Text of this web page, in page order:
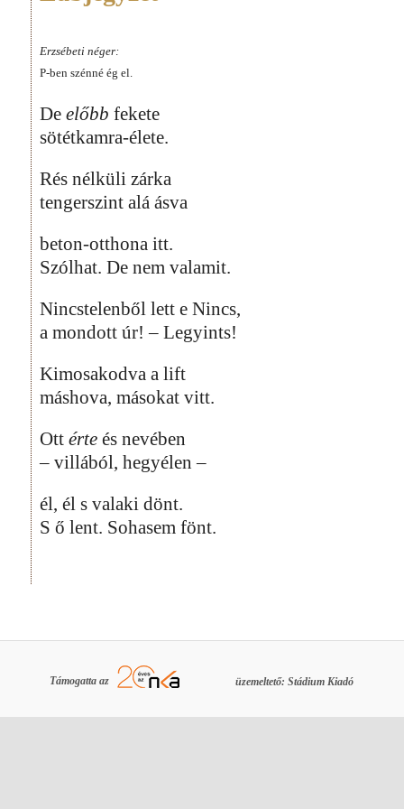
Erzsébeti néger:
P-ben szénné ég el.
De előbb fekete
sötétkamra-élete.
Rés nélküli zárka
tengerszint alá ásva
beton-otthona itt.
Szólhat. De nem valamit.
Nincstelenből lett e Nincs,
a mondott úr! – Legyints!
Kimosakodva a lift
máshova, másokat vitt.
Ott érte és nevében
– villából, hegyélen –
él, él s valaki dönt.
S ő lent. Sohasem fönt.
Támogatta az üzemeltető: Stádium Kiadó